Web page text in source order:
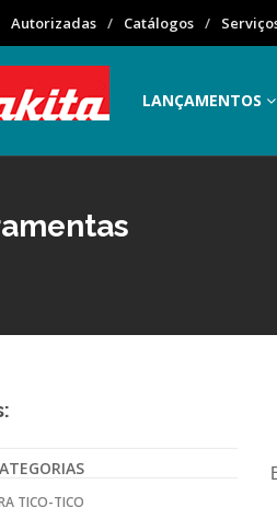
Autorizadas Catálogos
LANÇAMENTOS
TICO-TICO